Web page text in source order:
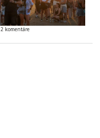
2 komentáre